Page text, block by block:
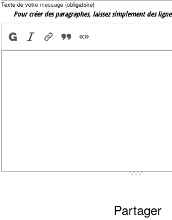
Texte de votre message (obligatoire)
Pour créer des paragraphes, laissez simplement des
Partager